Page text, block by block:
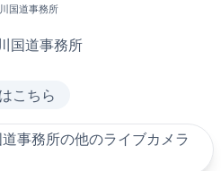
国道事務所
国道事務所
こちら
事務所の他のライブカメラ